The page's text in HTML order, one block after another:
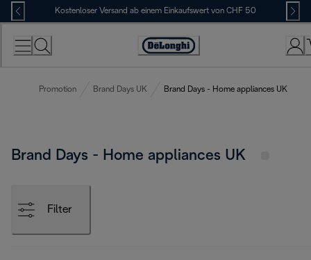
Skip
to
Content
Kostenloser Versand ab einem Einkaufswert von CHF 50
Erklärung
Zugänglichkeit
Promotion Brand Days UK Brand Days - Home appliances UK
Brand Days - Home appliances UK
Filter